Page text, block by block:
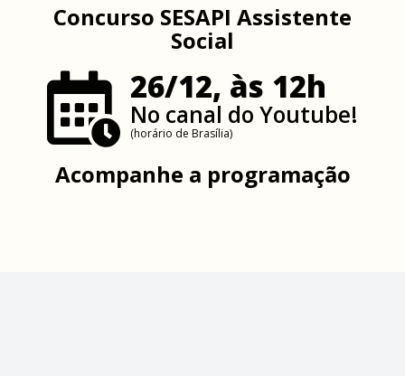
Concurso SESAPI Assistente
Social
26/12, às 12h
No canal do Youtube!
(horário de Brasília)
Acompanhe a programação